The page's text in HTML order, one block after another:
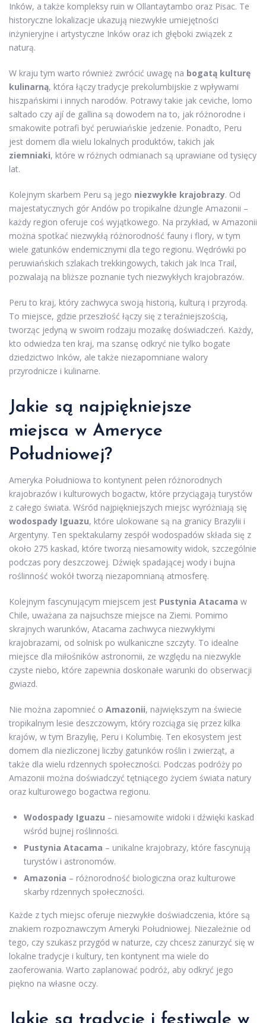
Inków, a także kompleksy ruin w Ollantaytambo oraz Pisac. Te
historyczne lokalizacje ukazują niezwykłe umiejętności
inżynieryjne i artystyczne Inków oraz ich głęboki związek z
naturą.
W kraju tym warto również zwrócić uwagę na bogatą kulturę
kulinarną, która łączy tradycje prekolumbijskie z wpływami
hiszpańskimi i innych narodów. Potrawy takie jak ceviche, lomo
saltado czy ají de gallina są dowodem na to, jak różnorodne i
smakowite potrafi być peruwiańskie jedzenie. Ponadto, Peru
jest domem dla wielu lokalnych produktów, takich jak
ziemniaki, które w różnych odmianach są uprawiane od tysięcy
lat.
Kolejnym skarbem Peru są jego niezwykłe krajobrazy. Od
majestatycznych gór Andów po tropikalne dżungle Amazonii –
każdy region oferuje coś wyjątkowego. Na przykład, w Amazonii
można spotkać niezwykłą różnorodność fauny i flory, w tym
wiele gatunków endemicznymi dla tego regionu. Wędrówki po
peruwiańskich szlakach trekkingowych, takich jak Inca Trail,
pozwalają na bliższe poznanie tych niezwykłych krajobrazów.
Peru to kraj, który zachwyca swoją historią, kulturą i przyrodą.
To miejsce, gdzie przeszłość łączy się z teraźniejszością,
tworząc jedyną w swoim rodzaju mozaikę doświadczeń. Każdy,
kto odwiedza ten kraj, ma szansę odkryć nie tylko bogate
dziedzictwo Inków, ale także niezapomniane walory
przyrodnicze i kulinarne.
Jakie są najpiękniejsze
miejsca w Ameryce
Południowej?
Ameryka Południowa to kontynent pełen różnorodnych
krajobrazów i kulturowych bogactw, które przyciągają turystów
z całego świata. Wśród najpiękniejszych miejsc wyróżniają się
wodospady Iguazu, które ulokowane są na granicy Brazylii i
Argentyny. Ten spektakularny zespół wodospadów składa się z
około 275 kaskad, które tworzą niesamowity widok, szczególnie
podczas pory deszczowej. Dźwięk spadającej wody i bujna
roślinność wokół tworzą niezapomnianą atmosferę.
Kolejnym fascynującym miejscem jest Pustynia Atacama w
Chile, uważana za najsuchsze miejsce na Ziemi. Pomimo
skrajnych warunków, Atacama zachwyca niezwykłymi
krajobrazami, od solnisk po wulkaniczne szczyty. To idealne
miejsce dla miłośników astronomii, ze względu na niezwykle
czyste niebo, które zapewnia doskonałe warunki do obserwacji
gwiazd.
Nie można zapomnieć o Amazonii, największym na świecie
tropikalnym lesie deszczowym, który rozciąga się przez kilka
krajów, w tym Brazylię, Peru i Kolumbię. Ten ekosystem jest
domem dla niezliczonej liczby gatunków roślin i zwierząt, a
także dla wielu rdzennych społeczności. Podczas podróży po
Amazonii można doświadczyć tętniącego życiem świata natury
oraz kulturowego bogactwa regionu.
Wodospady Iguazu – niesamowite widoki i dźwięki kaskad
wśród bujnej roślinności.
Pustynia Atacama – unikalne krajobrazy, które fascynują
turystów i astronomów.
Amazonia – różnorodność biologiczna oraz kulturowe
skarby rdzennych społeczności.
Każde z tych miejsc oferuje niezwykłe doświadczenia, które są
znakiem rozpoznawczym Ameryki Południowej. Niezależnie od
tego, czy szukasz przygód w naturze, czy chcesz zanurzyć się w
lokalne tradycje i kultury, ten kontynent ma wiele do
zaoferowania. Warto zaplanować podróż, aby odkryć jego
piękno na własne oczy.